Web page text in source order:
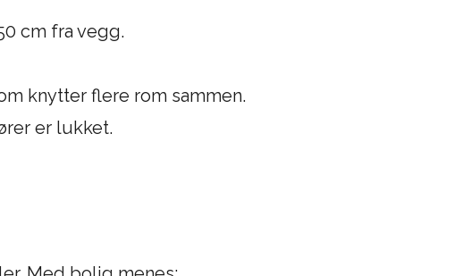
cm fra vegg.
knytter flere rom sammen.
er lukket.